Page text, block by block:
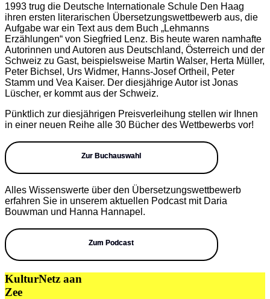
1993 trug die Deutsche Internationale Schule Den Haag
ihren ersten literarischen Übersetzungswettbewerb aus, die
Aufgabe war ein Text aus dem Buch „Lehmanns
Erzählungen“ von Siegfried Lenz. Bis heute waren namhafte
Autorinnen und Autoren aus Deutschland, Österreich und der
Schweiz zu Gast, beispielsweise Martin Walser, Herta Müller,
Peter Bichsel, Urs Widmer, Hanns-Josef Ortheil, Peter
Stamm und Vea Kaiser. Der diesjährige Autor ist Jonas
Lüscher, er kommt aus der Schweiz.
Pünktlich zur diesjährigen Preisverleihung stellen wir Ihnen
in einer neuen Reihe alle 30 Bücher des Wettbewerbs vor!
Zur Buchauswahl
Alles Wissenswerte über den Übersetzungswettbewerb
erfahren Sie in unserem aktuellen Podcast mit Daria
Bouwman und Hanna Hannapel.
Zum Podcast
KulturNetz aan
Zee